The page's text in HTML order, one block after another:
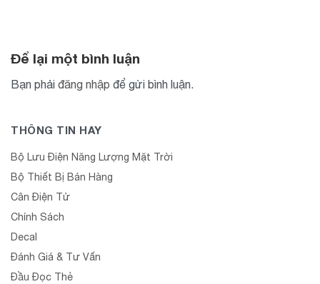
Để lại một bình luận
Bạn phải đăng nhập để gửi bình luận.
THÔNG TIN HAY
Bộ Lưu Điện Năng Lượng Mặt Trời
Bộ Thiết Bị Bán Hàng
Cân Điện Tử
Chính Sách
Decal
Đánh Giá & Tư Vấn
Đầu Đọc Thẻ